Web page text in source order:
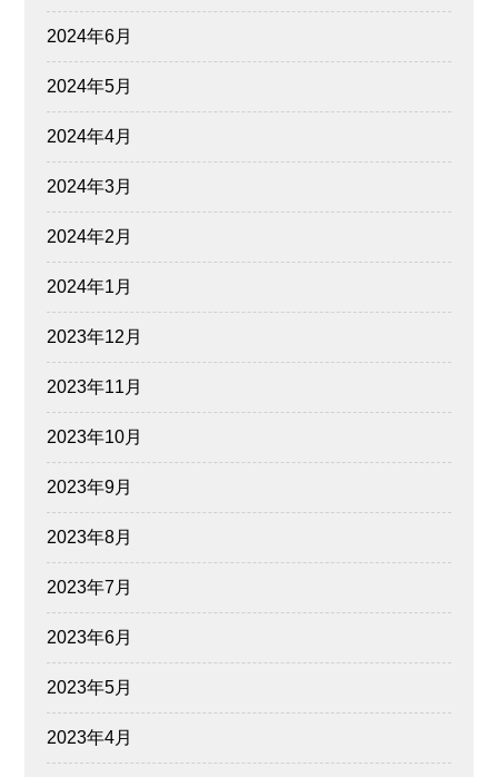
2024年6月
2024年5月
2024年4月
2024年3月
2024年2月
2024年1月
2023年12月
2023年11月
2023年10月
2023年9月
2023年8月
2023年7月
2023年6月
2023年5月
2023年4月